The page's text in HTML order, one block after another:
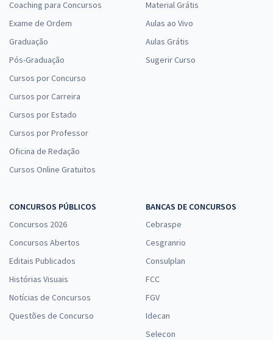
Coaching para Concursos
Exame de Ordem
Graduação
Pós-Graduação
Cursos por Concurso
Cursos por Carreira
Cursos por Estado
Cursos por Professor
Oficina de Redação
Cursos Online Gratuitos
Material Grátis
Aulas ao Vivo
Aulas Grátis
Sugerir Curso
CONCURSOS PÚBLICOS
Concursos 2026
Concursos Abertos
Editais Publicados
Histórias Visuais
Notícias de Concursos
Questões de Concurso
BANCAS DE CONCURSOS
Cebraspe
Cesgranrio
Consulplan
FCC
FGV
Idecan
Selecon